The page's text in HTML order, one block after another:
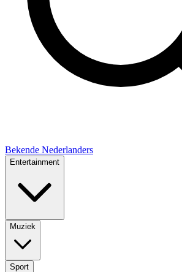
Bekende Nederlanders
Entertainment
Muziek
Sport